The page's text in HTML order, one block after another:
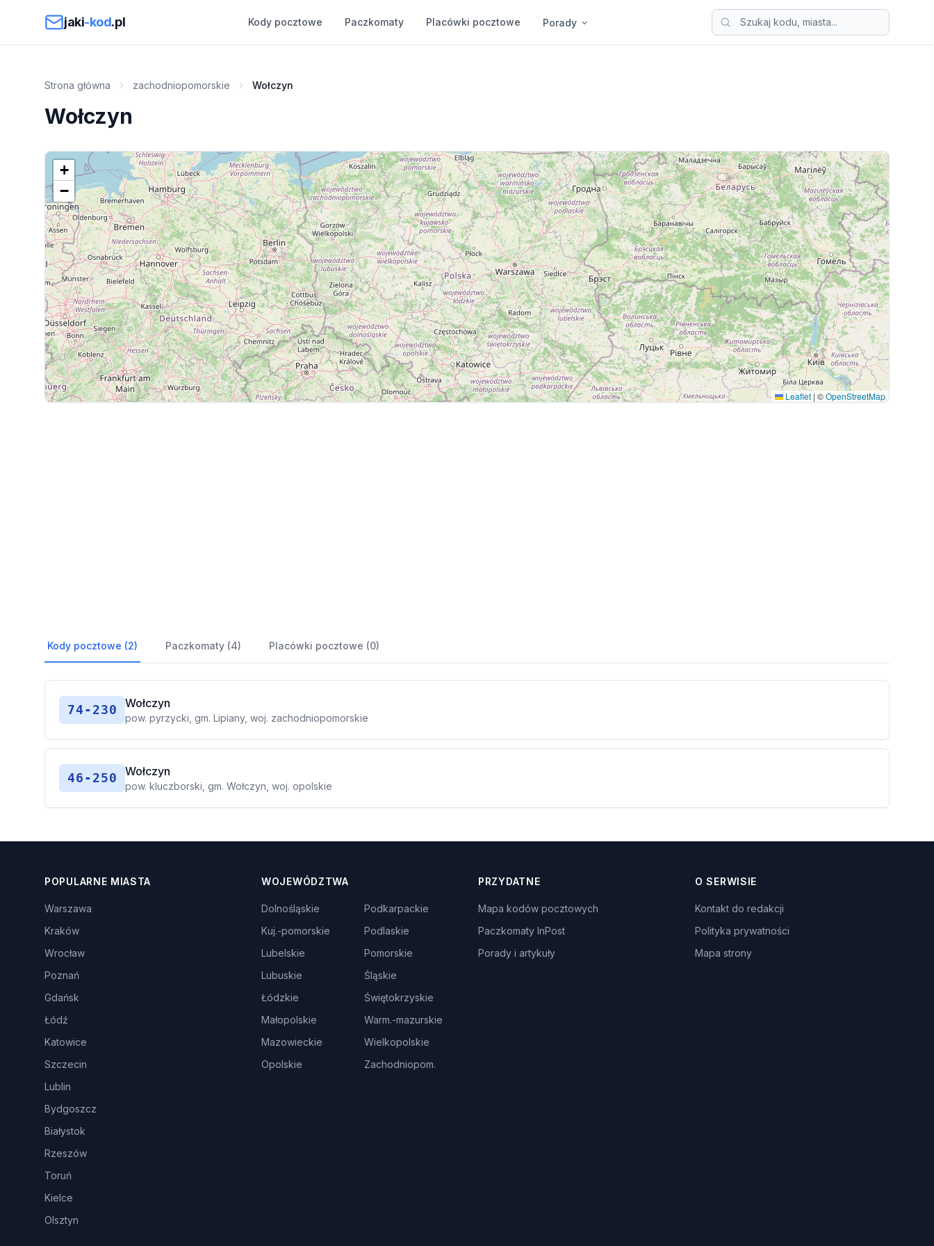
jaki-kod.pl Kody pocztowe Paczkomaty Placówki pocztowe Porady
Strona główna zachodniopomorskie Wołczyn
Wołczyn
+
−
Leaflet | ©OpenStreetMap
Kody pocztowe (2) Paczkomaty (4) Placówki pocztowe (0)
74-230 Wołczyn
pow. pyrzycki, gm. Lipiany, woj. zachodniopomorskie
46-250 Wołczyn
pow. kluczborski, gm. Wołczyn, woj. opolskie
POPULARNE MIASTA
Warszawa
Kraków
Wrocław
Poznań
Gdańsk
Łódź
Katowice
Szczecin
Lublin
Bydgoszcz
Białystok
Rzeszów
Toruń
Kielce
Olsztyn
WOJEWÓDZTWA
Dolnośląskie
Kuj.-pomorskie
Lubelskie
Lubuskie
Łódzkie
Małopolskie
Mazowieckie
Opolskie
Podkarpackie
Podlaskie
Pomorskie
Śląskie
Świętokrzyskie
Warm.-mazurskie
Wielkopolskie
Zachodniopom.
PRZYDATNE
Mapa kodów pocztowych
Paczkomaty InPost
Porady i artykuły
O SERWISIE
Kontakt do redakcji
Polityka prywatności
Mapa strony